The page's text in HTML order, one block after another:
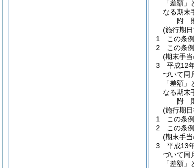
「差額
なる期末
附
(施行期
1
この条
2
この条
(期末手
3
平成12
づいて同
「差額
なる期末
附
(施行期
1
この条
2
この条
(期末手
3
平成13
づいて同
「差額